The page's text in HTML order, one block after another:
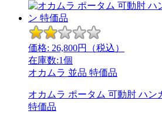
価格: 26,800円（税込）
在庫数:1個
オカムラ 並品 特価品
オカムラ ポータム 可動肘 ハン
特価品